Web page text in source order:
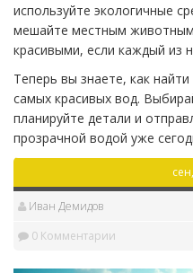
используйте экологичные
мешайте местным
красивыми, если каждый из
Теперь вы знаете, как
самых красивых вод.
планируйте детали и
прозрачной водой уже
Иван Демидов
0 Комментарии